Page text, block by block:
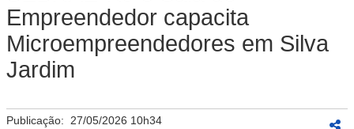
Empreendedor capacita
Microempreendedores em Silva
Jardim
Publicação: 27/05/2026 10h34